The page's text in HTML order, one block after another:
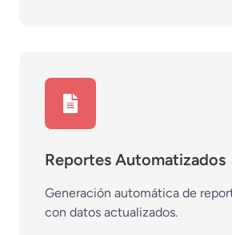
Reportes Automatizados
Generación automática de
con datos actualizados.